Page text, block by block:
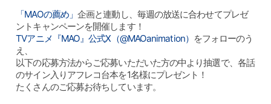
「MAOの薦め」企画と連動し、毎週の放送に合わせてプレゼ
ントキャンペーンを開催します！
TVアニメ『MAO』公式X（@MAOanimation） をフォローのう
え、​
以下の応募方法からご応募いただいた方の中より抽選で​、各話
のサイン入りアフレコ台本を​1名様にプレゼント！
たくさんのご応募お待ちしています。